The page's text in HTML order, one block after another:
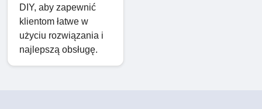
DIY, aby zapewnić
klientom łatwe w
użyciu rozwiązania i
najlepszą obsługę.